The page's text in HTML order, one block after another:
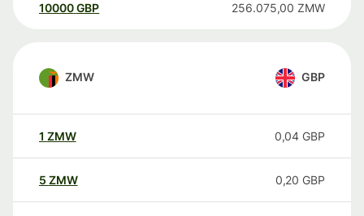
10000 GBP 256.075,00 ZMW
ZMW GBP
1 ZMW 0,04 GBP
5 ZMW 0,20 GBP